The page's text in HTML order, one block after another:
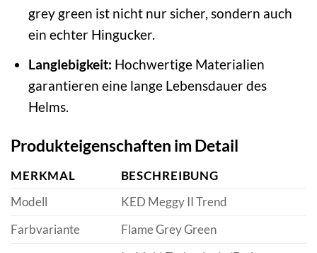
grey green ist nicht nur sicher, sondern auch
ein echter Hingucker.
Langlebigkeit: Hochwertige Materialien
garantieren eine lange Lebensdauer des
Helms.
Produkteigenschaften im Detail
MERKMAL
BESCHREIBUNG
Modell
KED Meggy II Trend
Farbvariante
Flame Grey Green